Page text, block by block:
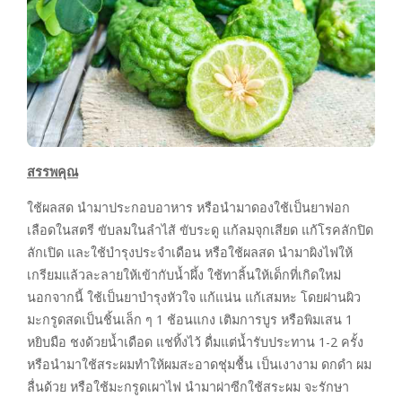
สรรพคุณ
ใช้ผลสด นำมาประกอบอาหาร หรือนำมาดองใช้เป็นยาฟอก
เลือดในสตรี ขับลมในลำไส้ ขับระดู แก้ลมจุกเสียด แก้โรคลักปิด
ลักเปิด และใช้บำรุงประจำเดือน หรือใช้ผลสด นำมาผิงไฟให้
เกรียมแล้วละลายให้เข้ากับน้ำผึ้ง ใช้ทาลิ้นให้เด็กที่เกิดใหม่
นอกจากนี้ ใช้เป็นยาบำรุงหัวใจ แก้แน่น แก้เสมหะ โดยฝานผิว
มะกรูดสดเป็นชิ้นเล็ก ๆ 1 ช้อนแกง เติมการบูร หรือพิมเสน 1
หยิบมือ ชงด้วยน้ำเดือด แช่ทิ้งไว้ ดื่มแต่น้ำรับประทาน 1-2 ครั้ง
หรือนำมาใช้สระผมทำให้ผมสะอาดชุ่มชื้น เป็นเงางาม ดกดำ ผม
ลื่นด้วย หรือใช้มะกรูดเผาไฟ นำมาผ่าซีกใช้สระผม จะรักษา